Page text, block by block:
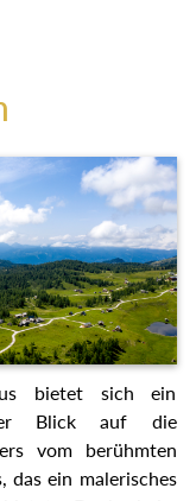
bietet sich ein
Blick auf die
vom berühmten
das ein malerisches